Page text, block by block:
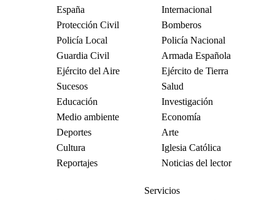
España
Internacional
Protección Civil
Bomberos
Policía Local
Policía Nacional
Guardia Civil
Armada Española
Ejército del Aire
Ejército de Tierra
Sucesos
Salud
Educación
Investigación
Medio ambiente
Economía
Deportes
Arte
Cultura
Iglesia Católica
Reportajes
Noticias del lector
Servicios